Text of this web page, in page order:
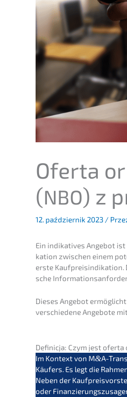
Oferta
(NBO) z
12. paździer­nik 2023 /
Ein indika­ti­ves Angebot
ka­ti­on zwischen einem
erste Kaufpreis­in­di­ka­ti­on.
sche
Dieses Angebot
verschie­de­ne Angebo­te
Definic­ja: Czym jest oferta
Im Kontext von M&A-
Käufers. Es legt die
Neben der
oder